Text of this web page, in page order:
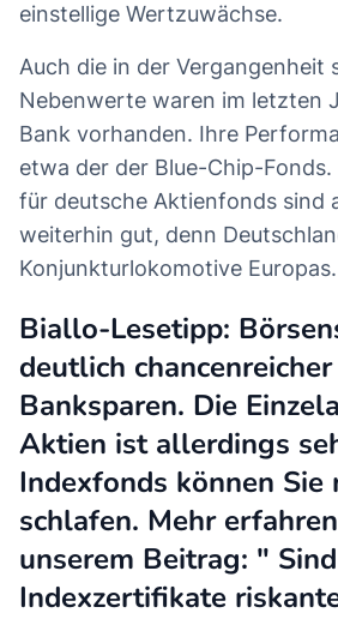
einstellige Wertzuwächse.
Auch die in der Vergangenheit
Nebenwerte waren im letzten
Bank vorhanden. Ihre
etwa der der Blue-Chip-Fonds.
für deutsche Aktienfonds sind
weiterhin gut, denn
Konjunkturlokomotive Europas.
Biallo-Lesetipp:
deutlich
Banksparen. Die
Aktien ist allerdings
Indexfonds können Sie
schlafen. Mehr
unserem Beitrag: " Sind
Indexzertifikate